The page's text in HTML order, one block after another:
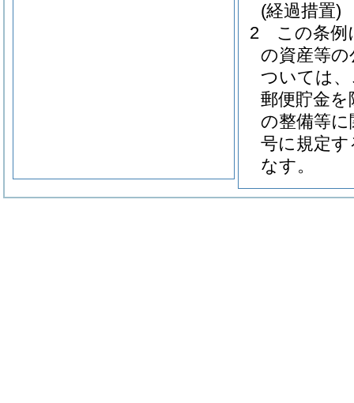
(経過措置)
2
この条例
の資産等
ついては
郵便貯金を
の整備等
号に規定
なす。